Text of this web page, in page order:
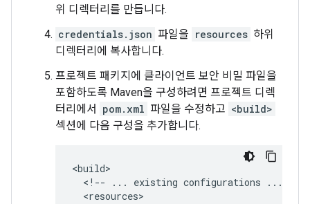
위 디렉터리를 만듭니다.
credentials.json 파일을 resources 하위
디렉터리에 복사합니다.
프로젝트 패키지에 클라이언트 보안 비밀 파일을
포함하도록 Maven을 구성하려면 프로젝트 디렉
터리에서
pom.xml 파일을 수정하고 <build>
섹션에 다음 구성을 추가합니다.
<!--
... existing configurations ...